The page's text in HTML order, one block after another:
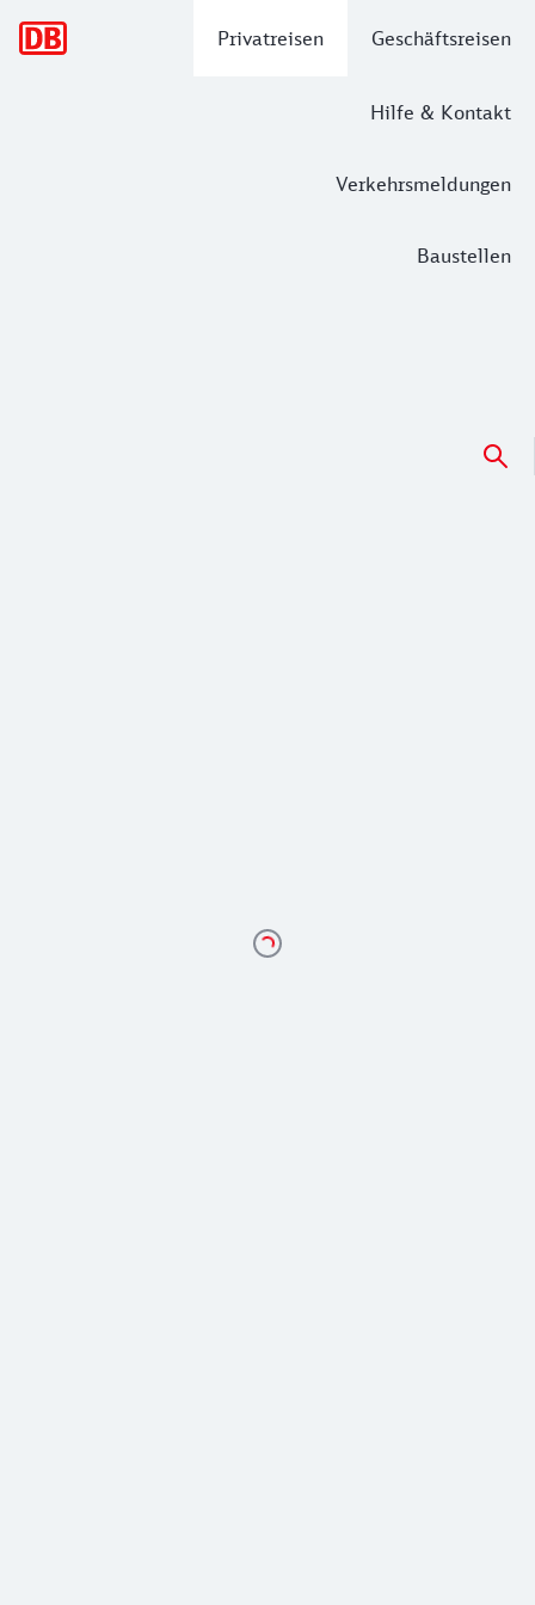
Privatreisen Geschäftsreisen
Hilfe & Kontakt
Verkehrsmeldungen
Baustellen